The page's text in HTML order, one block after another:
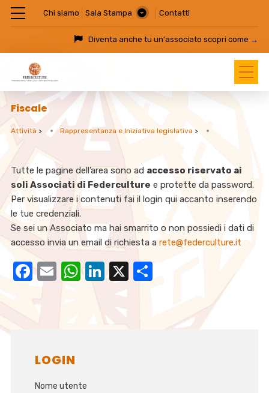
Chi siamo Sala Stampa Contatti
Diventa anche tu un'associatoscopri come →
Fiscale
Attività > Rappresentanza e Iniziativa legislativa >
Tutte le pagine dell’area sono ad accesso riservato ai
soli Associati di Federculture e protette da password.
Per visualizzare i contenuti fai il login qui accanto inserendo
le tue credenziali.
Se sei un Associato ma hai smarrito o non possiedi i dati di
accesso invia un email di richiesta a rete@federculture.it
Facebook
EmailWhatsApp
LinkedIn
X Condividi
LOGIN
Nome utente